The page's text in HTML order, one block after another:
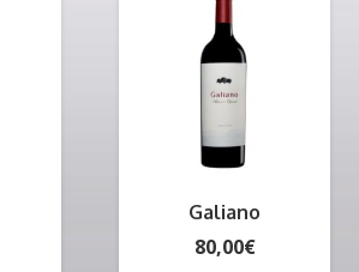
Galiano
80,00€